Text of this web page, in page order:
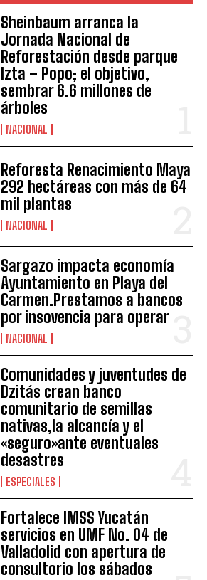
Sheinbaum arranca la
Jornada Nacional de
Reforestación desde parque
Izta – Popo; el objetivo,
sembrar 6.6 millones de
árboles
NACIONAL
Reforesta Renacimiento Maya
292 hectáreas con más de 64
mil plantas
NACIONAL
Sargazo impacta economía
Ayuntamiento en Playa del
Carmen.Prestamos a bancos
por insovencia para operar
NACIONAL
Comunidades y juventudes de
Dzitás crean banco
comunitario de semillas
nativas,la alcancía y el
«seguro»ante eventuales
desastres
ESPECIALES
Fortalece IMSS Yucatán
servicios en UMF No. 04 de
Valladolid con apertura de
consultorio los sábados